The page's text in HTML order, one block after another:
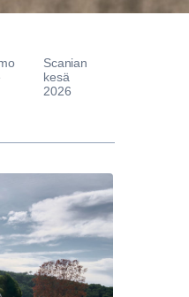
Scanian
kesä
2026